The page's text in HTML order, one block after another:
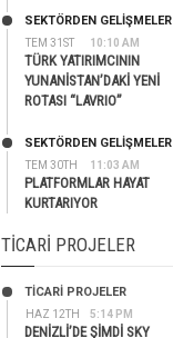
TEM 31ST 10:10 AM
SEKTÖRDEN GELIŞMELER
TÜRK YATIRIMCININ
YUNANİSTAN’DAKİ YENİ
ROTASI “LAVRIO”
TEM 30TH 11:03 AM
SEKTÖRDEN GELIŞMELER
PLATFORMLAR HAYAT
KURTARIYOR
TICARI PROJELER
HAZ 12TH 5:14 PM
TİCARİ PROJELER
DENİZLİ’DE ŞİMDİ SKY